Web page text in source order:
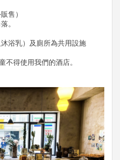
售）
。
浴乳）及廁所為共用設施
不得使用我們的酒店。